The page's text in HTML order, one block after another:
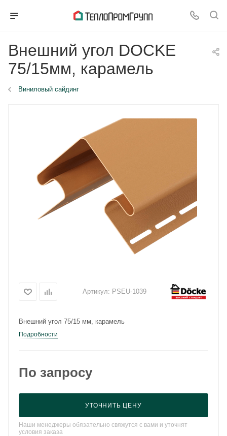
Внешний угол DOCKE
75/15мм, карамель
Виниловый сайдинг
Артикул: PSEU-1039
Внешний угол 75/15 мм, карамель
Подробности
По запросу
УТОЧНИТЬ ЦЕНУ
Наши менеджеры обязательно свяжутся с вами и уточнят
условия заказа